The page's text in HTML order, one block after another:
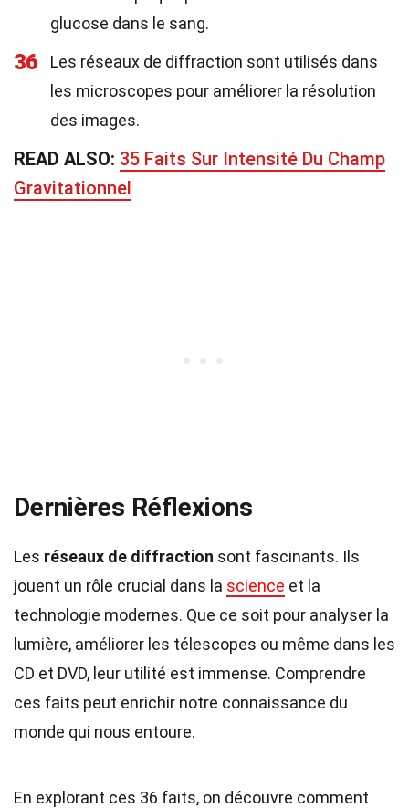
glucose dans le sang.
36
Les réseaux de diffraction sont utilisés dans
les microscopes pour améliorer la résolution
des images.
READ ALSO: 35 Faits Sur Intensité Du Champ
Gravitationnel
Dernières Réflexions
Les réseaux de diffraction sont fascinants. Ils
jouent un rôle crucial dans la science et la
technologie modernes. Que ce soit pour analyser la
lumière, améliorer les télescopes ou même dans les
CD et DVD, leur utilité est immense. Comprendre
ces faits peut enrichir notre connaissance du
monde qui nous entoure.
En explorant ces 36 faits, on découvre comment